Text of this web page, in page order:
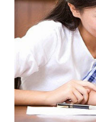
Việt lớp 2 + Làm thế
NHẠY với các dạng
CHẢY và VIẾT
ĐÚNG chính tả? +
hơn? => Gia sư
HỌC GIỎI TỪNG